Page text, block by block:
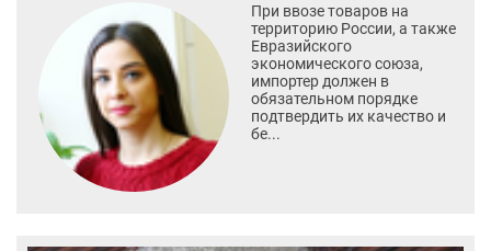
При ввозе товаров на
территорию России, а также
Евразийского
экономического союза,
импортер должен в
обязательном порядке
подтвердить их качество и
бе...